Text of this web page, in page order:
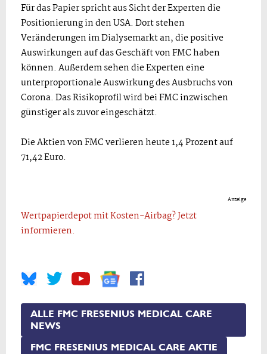
Für das Papier spricht aus Sicht der Experten die
Positionierung in den USA. Dort stehen
Veränderungen im Dialysemarkt an, die positive
Auswirkungen auf das Geschäft von FMC haben
können. Außerdem sehen die Experten eine
unterproportionale Auswirkung des Ausbruchs von
Corona. Das Risikoprofil wird bei FMC inzwischen
günstiger als zuvor eingeschätzt.
Die Aktien von FMC verlieren heute 1,4 Prozent auf
71,42 Euro.
Anzeige
Wertpapierdepot mit Kosten-Airbag? Jetzt
informieren.
ALLE FMC FRESENIUS MEDICAL CARE
NEWS
FMC FRESENIUS MEDICAL CARE AKTIE